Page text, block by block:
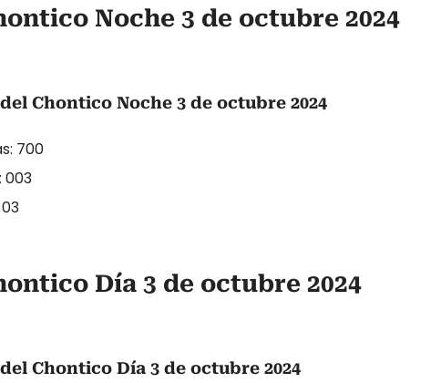
Noche 3 de octubre 2024
Chontico Noche 3 de octubre 2024
700
003
Día 3 de octubre 2024
Chontico Día 3 de octubre 2024